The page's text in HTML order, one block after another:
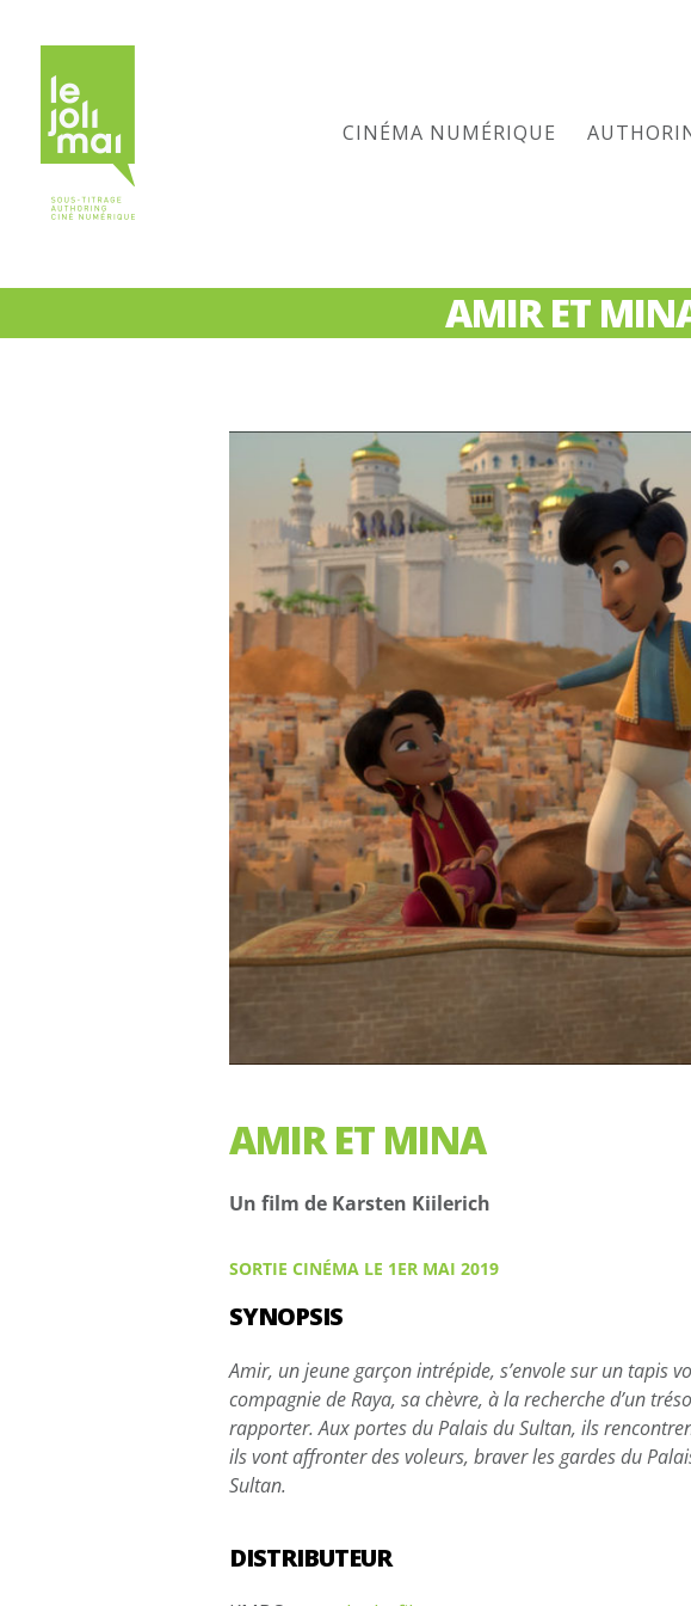
CINÉMA NUMÉRIQUE
AMIR ET
AMIR ET MINA
Un film de Karsten Kiilerich
SORTIE CINÉMA LE 1ER MAI 2019
SYNOPSIS
Amir, un jeune garçon intrépide, s’envole sur un tapis
compagnie de Raya, sa chèvre, à la recherche d’un
rapporter. Aux portes du Palais du Sultan, ils
ils vont affronter des voleurs, braver les gardes du
Sultan.
DISTRIBUTEUR